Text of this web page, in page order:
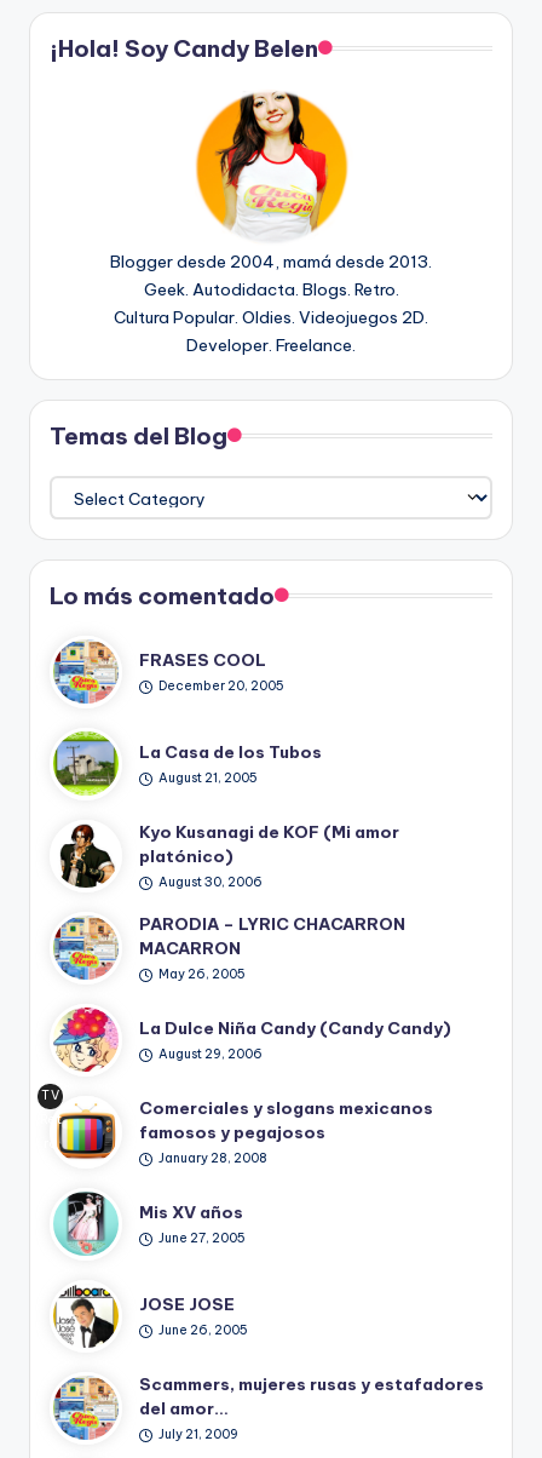
¡Hola! Soy Candy Belen
Blogger desde 2004, mamá desde 2013.
Geek. Autodidacta. Blogs. Retro.
Cultura Popular. Oldies. Videojuegos 2D.
Developer. Freelance.
Temas del Blog
Temas
del
Blog
Lo más comentado
FRASES COOL
December 20, 2005
La Casa de los Tubos
August 21, 2005
Kyo Kusanagi de KOF (Mi amor
platónico)
August 30, 2006
PARODIA – LYRIC CHACARRON
MACARRON
May 26, 2005
La Dulce Niña Candy (Candy Candy)
August 29, 2006
TV
Ret
ro
Comerciales y slogans mexicanos
famosos y pegajosos
January 28, 2008
Mis XV años
June 27, 2005
JOSE JOSE
June 26, 2005
Scammers, mujeres rusas y estafadores
del amor…
July 21, 2009